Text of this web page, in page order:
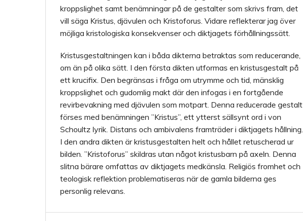
kroppslighet samt benämningar på de gestalter som skrivs fram, det
vill säga Kristus, djävulen och Kristoforus. Vidare reflekterar jag över
möjliga kristologiska konsekvenser och diktjagets förhållningssätt.
Kristusgestaltningen kan i båda dikterna betraktas som reducerande,
om än på olika sätt. I den första dikten utformas en kristusgestalt på
ett krucifix. Den begränsas i fråga om utrymme och tid, mänsklig
kroppslighet och gudomlig makt där den infogas i en fortgående
revirbevakning med djävulen som motpart. Denna reducerade gestalt
förses med benämningen ”Kristus”, ett ytterst sällsynt ord i von
Schoultz lyrik. Distans och ambivalens framträder i diktjagets hållning.
I den andra dikten är kristusgestalten helt och hållet retuscherad ur
bilden. ”Kristoforus” skildras utan något kristusbarn på axeln. Denna
slitna bärare omfattas av diktjagets medkänsla. Religiös fromhet och
teologisk reflektion problematiseras när de gamla bilderna ges
personlig relevans.